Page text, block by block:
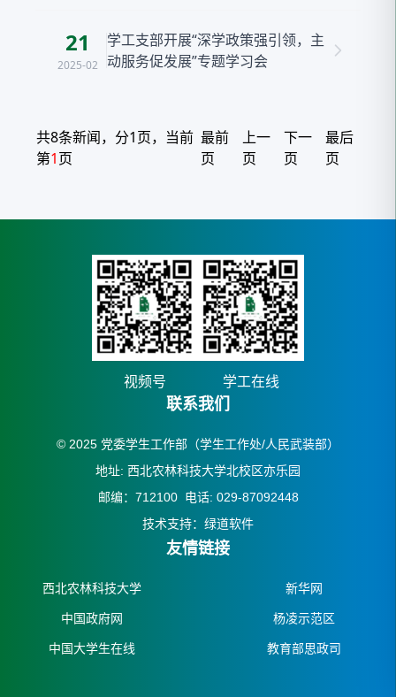
21
2025-02
学工支部开展“深学政策强引领，主
动服务促发展”专题学习会
共8条新闻，分1页，当前
第1页
最前
页
上一
页
下一
页
最后
页
视频号 学工在线
联系我们
© 2025 党委学生工作部（学生工作处/人民武装部）
地址: 西北农林科技大学北校区亦乐园
邮编：712100 电话: 029-87092448
技术支持：绿道软件
友情链接
西北农林科技大学 新华网
中国政府网 杨凌示范区
中国大学生在线 教育部思政司